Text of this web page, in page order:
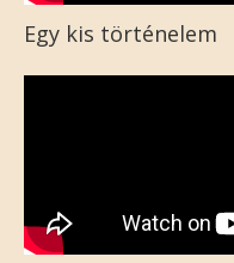
Egy kis történelem